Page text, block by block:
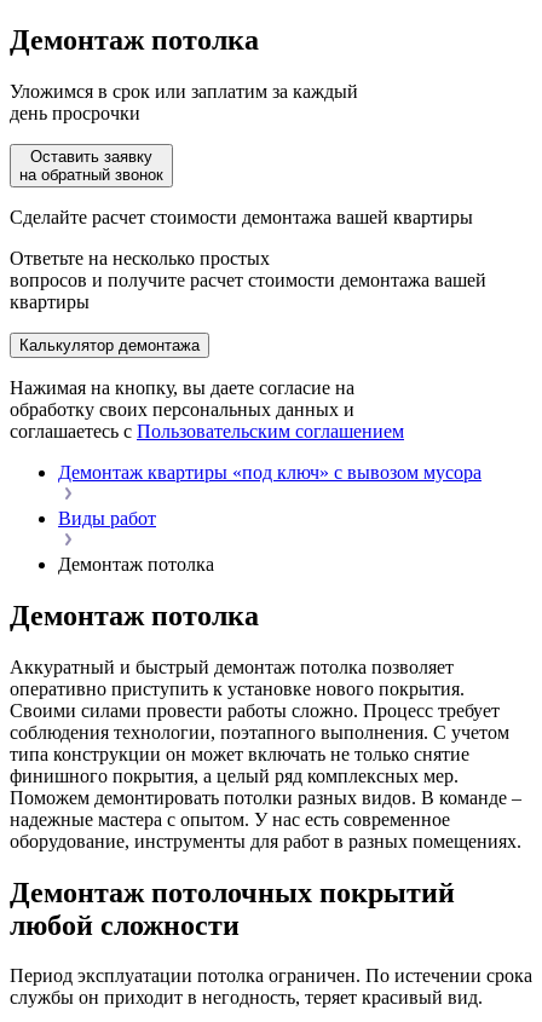
Демонтаж потолка
Уложимся в срок или заплатим за каждый
день просрочки
Оставить заявку
на обратный звонок
Сделайте расчет стоимости демонтажа вашей квартиры
Ответьте на несколько простых
вопросов и получите расчет стоимости демонтажа вашей
квартиры
Калькулятор демонтажа
Нажимая на кнопку, вы даете согласие на
обработку своих персональных данных и
соглашаетесь с Пользовательским соглашением
Демонтаж квартиры «под ключ» с вывозом мусора
Виды работ
Демонтаж потолка
Демонтаж потолка
Аккуратный и быстрый демонтаж потолка позволяет
оперативно приступить к установке нового покрытия.
Своими силами провести работы сложно. Процесс требует
соблюдения технологии, поэтапного выполнения. С учетом
типа конструкции он может включать не только снятие
финишного покрытия, а целый ряд комплексных мер.
Поможем демонтировать потолки разных видов. В команде –
надежные мастера с опытом. У нас есть современное
оборудование, инструменты для работ в разных помещениях.
Демонтаж потолочных покрытий
любой сложности
Период эксплуатации потолка ограничен. По истечении срока
службы он приходит в негодность, теряет красивый вид.